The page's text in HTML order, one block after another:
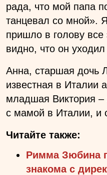
рада, что мой папа
танцевал со мной».
пришло в голову
видно, что он
Анна, старшая дочь
известная в Италии
младшая Виктория –
с мамой в Италии, и
Читайте также:
Римма Зюбина
знакома с